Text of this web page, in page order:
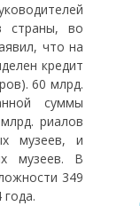
страны, во
что на
кредит
60 млрд.
суммы
риалов
музеев, и
музеев. В
349